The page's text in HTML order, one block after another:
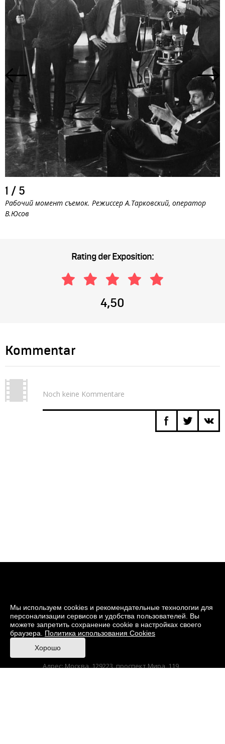
1 / 5
Рабочий момент съемок. Режиссер А.Тарковский, оператор
В.Юсов
Rating der Exposition:
4,50
Kommentar
Noch keine Kommentare
© 2026 Музей кино
При поддержке Министерства культуры РФ
Адрес: Москва, 129223, проспект Мира, 119,
Мы используем cookies и рекомендательные технологии для
персонализации сервисов и удобства пользователей. Вы
можете запретить сохранение cookie в настройках своего
браузера. Политика использования Cookies
Хорошо